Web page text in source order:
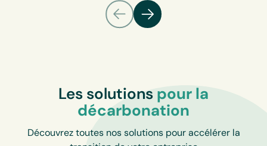
Les solutions pour la
décarbonation
Découvrez toutes nos solutions pour accélérer la